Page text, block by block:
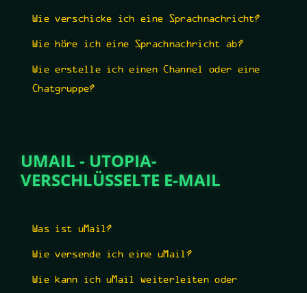
Wie verschicke ich eine Sprachnachricht?
Wie höre ich eine Sprachnachricht ab?
Wie erstelle ich einen Channel oder eine
Chatgruppe?
UMAIL - UTOPIA-
VERSCHLÜSSELTE E-MAIL
Was ist uMail?
Wie versende ich eine uMail?
Wie kann ich uMail weiterleiten oder